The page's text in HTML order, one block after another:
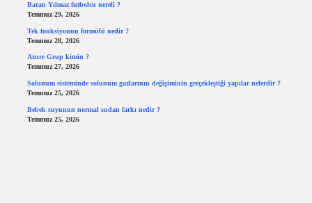
Baran Yılmaz futbolcu nereli ?
Temmuz 29, 2026
Tek fonksiyonun formülü nedir ?
Temmuz 28, 2026
Azure Grup kimin ?
Temmuz 27, 2026
Solunum sisteminde solunum gazlarının değişiminin gerçekleştiği yapılar nelerdir ?
Temmuz 25, 2026
Bebek suyunun normal sudan farkı nedir ?
Temmuz 25, 2026